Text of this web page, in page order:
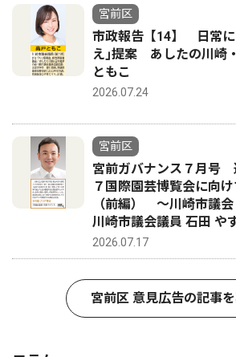
宮前区
市政報告【14】 日常に
え｣提案 あしたの川崎
ともこ
2026.07.24
宮前区
宮前ガバナンス７月号
７国際園芸博覧会に向け
（前編） 〜川崎市議
川崎市議会議員 石田 や
2026.07.17
宮前区 意見広告の記事